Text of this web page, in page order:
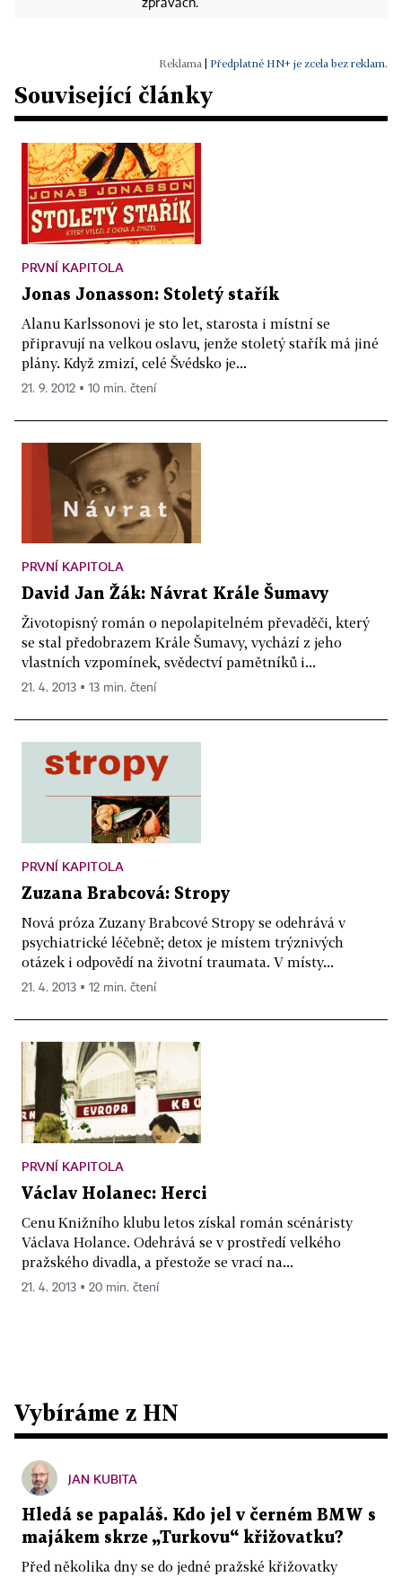
zprávách.
Předplatné HN+ je zcela bez reklam.
Související články
PRVNÍ KAPITOLA
Jonas Jonasson: Stoletý stařík
Alanu Karlssonovi je sto let, starosta i místní se
připravují na velkou oslavu, jenže stoletý stařík má jiné
plány. Když zmizí, celé Švédsko je...
21. 9. 2012 ▪ 10 min. čtení
PRVNÍ KAPITOLA
David Jan Žák: Návrat Krále Šumavy
Životopisný román o nepolapitelném převaděči, který
se stal předobrazem Krále Šumavy, vychází z jeho
vlastních vzpomínek, svědectví pamětníků i...
21. 4. 2013 ▪ 13 min. čtení
PRVNÍ KAPITOLA
Zuzana Brabcová: Stropy
Nová próza Zuzany Brabcové Stropy se odehrává v
psychiatrické léčebně; detox je místem trýznivých
otázek i odpovědí na životní traumata. V místy...
21. 4. 2013 ▪ 12 min. čtení
PRVNÍ KAPITOLA
Václav Holanec: Herci
Cenu Knižního klubu letos získal román scénáristy
Václava Holance. Odehrává se v prostředí velkého
pražského divadla, a přestože se vrací na...
21. 4. 2013 ▪ 20 min. čtení
Vybíráme z HN
JAN KUBITA
Hledá se papaláš. Kdo jel v černém BMW s
majákem skrze „Turkovu“ křižovatku?
Před několika dny se do jedné pražské křižovatky